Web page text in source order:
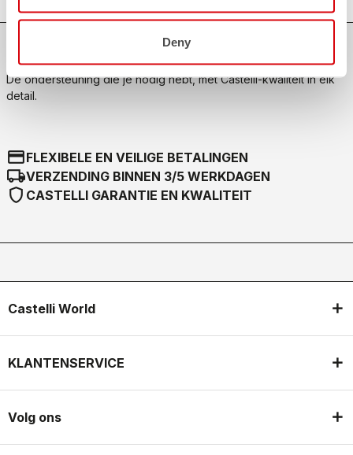
Deny
SHOP MET VERTROUWEN
De ondersteuning die je nodig hebt, met Castelli-kwaliteit in elk
detail.
credit_cardFLEXIBELE EN VEILIGE BETALINGEN
local_shippingVERZENDING BINNEN 3/5 WERKDAGEN
shield CASTELLI GARANTIE EN KWALITEIT
Castelli World
KLANTENSERVICE
Volg ons